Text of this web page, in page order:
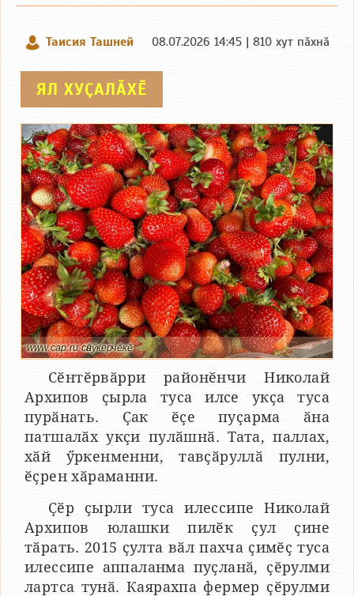
Таисия Ташней 08.07.2026 14:45 | 810 хут пӑхнӑ
ЯЛ ХУҪАЛӐХӖ
www.cap.ru сӑнӳкерчӗкӗ
Сӗнтӗрвӑрри районӗнчи Николай
Архипов ҫырла туса илсе укҫа туса
пурӑнать. Ҫак ӗҫе пуҫарма ӑна
патшалӑх укҫи пулӑшнӑ. Тата, паллах,
хӑй ӳркенменни, тавҫӑруллӑ пулни,
ӗҫрен хӑраманни.
Ҫӗр ҫырли туса илессипе Николай
Архипов юлашки пилӗк ҫул ҫине
тӑрать. 2015 ҫулта вӑл пахча ҫимӗҫ туса
илессипе аппаланма пуҫланӑ, ҫӗрулми
лартса тунӑ. Каярахпа фермер ҫӗрулми